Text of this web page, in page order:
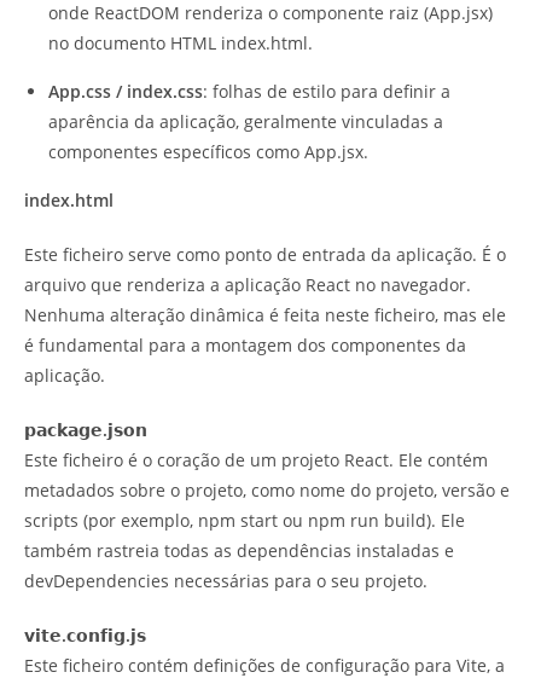
onde ReactDOM renderiza o componente raiz (App.jsx)
no documento HTML index.html.
App.css / index.css: folhas de estilo para definir a
aparência da aplicação, geralmente vinculadas a
componentes específicos como App.jsx.
index.html
Este ficheiro serve como ponto de entrada da aplicação. É o
arquivo que renderiza a aplicação React no navegador.
Nenhuma alteração dinâmica é feita neste ficheiro, mas ele
é fundamental para a montagem dos componentes da
aplicação.
𝗽𝗮𝗰𝗸𝗮𝗴𝗲.𝗷𝘀𝗼𝗻
Este ficheiro é o coração de um projeto React. Ele contém
metadados sobre o projeto, como nome do projeto, versão e
scripts (por exemplo, npm start ou npm run build). Ele
também rastreia todas as dependências instaladas e
devDependencies necessárias para o seu projeto.
𝘃𝗶𝘁𝗲.𝗰𝗼𝗻𝗳𝗶𝗴.𝗷𝘀
Este ficheiro contém definições de configuração para Vite, a